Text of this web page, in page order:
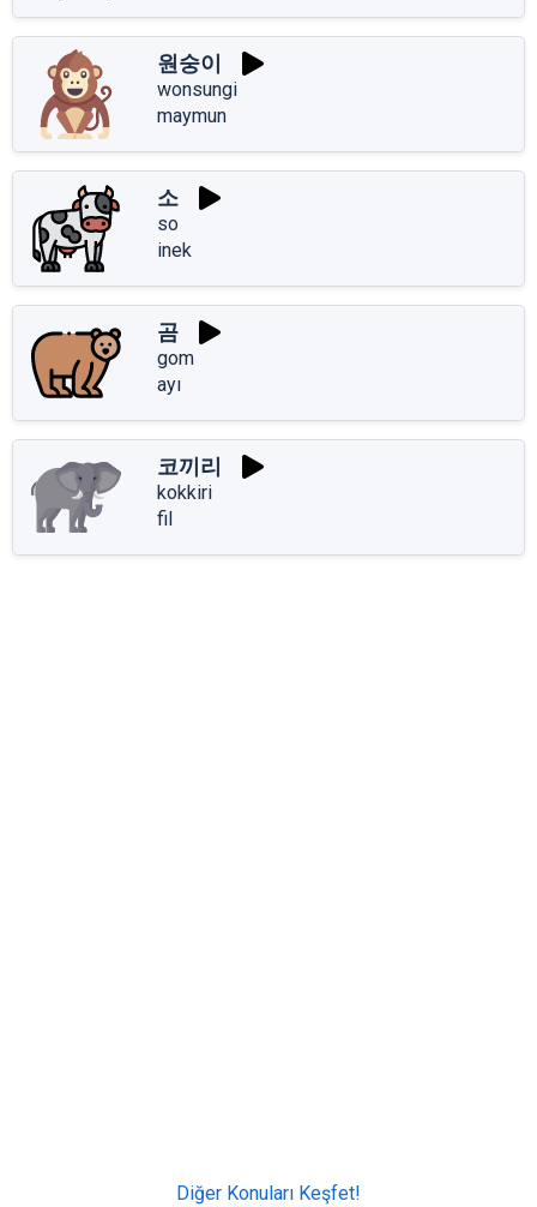
원숭이
wonsungi
maymun
소
so
inek
곰
gom
ayı
코끼리
kokkiri
fil
Diğer Konuları Keşfet!